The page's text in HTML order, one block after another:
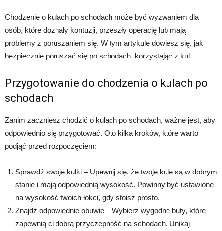
Chodzenie o kulach po schodach może być wyzwaniem dla
osób, które doznały kontuzji, przeszły operację lub mają
problemy z poruszaniem się. W tym artykule dowiesz się, jak
bezpiecznie poruszać się po schodach, korzystając z kul.
Przygotowanie do chodzenia o kulach po
schodach
Zanim zaczniesz chodzić o kulach po schodach, ważne jest, aby
odpowiednio się przygotować. Oto kilka kroków, które warto
podjąć przed rozpoczęciem:
Sprawdź swoje kulki – Upewnij się, że twoje kule są w dobrym
stanie i mają odpowiednią wysokość. Powinny być ustawione
na wysokość twoich łokci, gdy stoisz prosto.
Znajdź odpowiednie obuwie – Wybierz wygodne buty, które
zapewnią ci dobrą przyczepność na schodach. Unikaj